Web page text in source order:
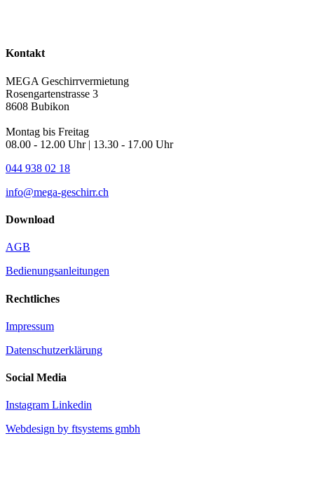
Kontakt
MEGA Geschirrvermietung
Rosengartenstrasse 3
8608 Bubikon
Montag bis Freitag
08.00 - 12.00 Uhr | 13.30 - 17.00 Uhr
044 938 02 18
info@mega-geschirr.ch
Download
AGB
Bedienungsanleitungen
Rechtliches
Impressum
Datenschutzerklärung
Social Media
Instagram Linkedin
Webdesign by ftsystems gmbh